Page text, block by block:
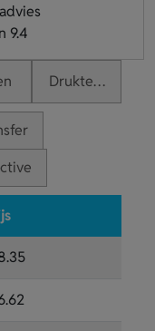
9.4
Druktechnieken